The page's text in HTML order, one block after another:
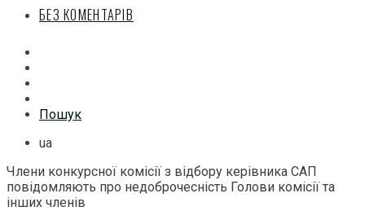
БЕЗ КОМЕНТАРІВ
Пошук
ua
Члени конкурсної комісії з відбору керівника САП
повідомляють про недоброчесність Голови комісії та
інших членів